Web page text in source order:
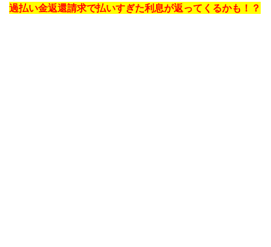
過払い金返還請求で払いすぎた利息が返ってくるかも！？